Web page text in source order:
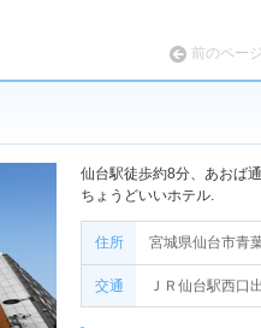
前のページ
仙台駅徒歩約8分、あおば
ちょうどいいホテル.
住所 宮城県仙台市青
交通 ＪＲ仙台駅西口